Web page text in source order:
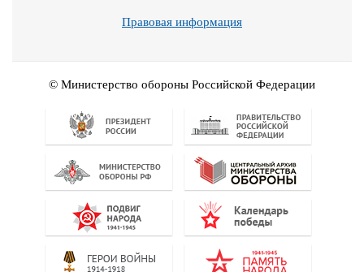
Правовая информация
© Министерство обороны Российской Федерации